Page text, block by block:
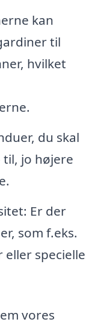
kan
til
hvilket
du skal
jo højere
Er der
som f.eks.
specielle
vores